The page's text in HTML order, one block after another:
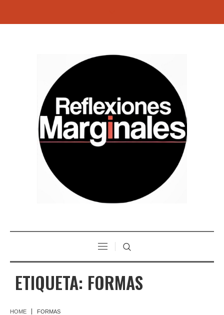
ETIQUETA: FORMAS
HOME FORMAS